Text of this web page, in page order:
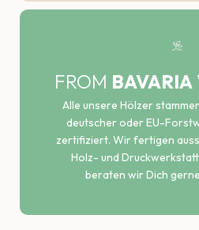
FROM BAVARIA
Alle unsere Hölzer
deutscher oder EU-
zertifiziert. Wir fertigen
Holz- und
beraten wir Dich